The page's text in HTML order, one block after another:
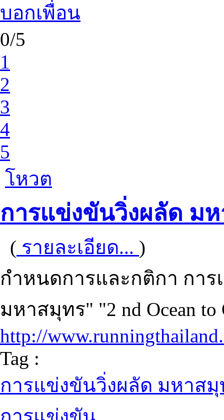
บอกเพื่อน
0/5
1
2
3
4
5
โหวต
การแข่งขันวิ่งผลัด ม
( รายละเอียด... )
กำหนดการและกติกา กา
มหาสมุทร" "2 nd Ocean to
http://
Tag :
การแข่งขันวิ่งผลัด มหาส